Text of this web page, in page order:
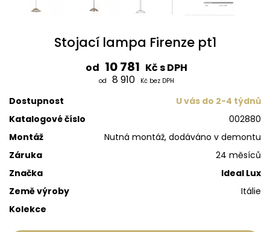
Stojací lampa Firenze pt1
od 10 781 Kč s DPH
od 8 910 Kč bez DPH
Dostupnost
U vás do 2-4 týdnů
Katalogové číslo
002880
Montáž
Nutná montáž, dodáváno v demontu
Záruka
24 měsíců
Značka
Ideal Lux
Země výroby
Itálie
Kolekce